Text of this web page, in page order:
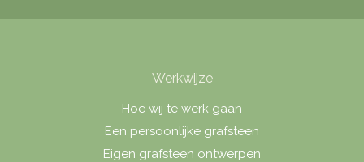
Werkwijze
Hoe wij te werk gaan
Een persoonlijke grafsteen
Eigen grafsteen ontwerpen